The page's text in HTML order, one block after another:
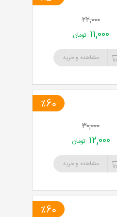
۲۲,۰۰۰
۱۱,۰۰۰ تومان
مشاهده و خرید
٪60
۳۰,۰۰۰
۱۲,۰۰۰ تومان
مشاهده و خرید
٪60